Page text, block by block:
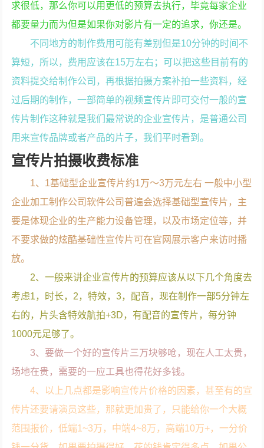
求很低，那么你可以用更低的预算去执行，毕竟每家企业
都要量力而为但是如果你对影片有一定的追求，你还是。
不同地方的制作费用可能有差别但是10分钟的时间不
算短，所以，费用应该在15万左右；可以把这些目前有的
资料提交给制作公司，再根据拍摄方案补拍一些资料，经
过后期的制作，一部简单的视频宣传片即可交付一般的宣
传片制作这种就是我们最常说的企业宣传片，是普通公司
用来宣传品牌或者产品的片子，我们平时看到。
宣传片拍摄收费标准
1、1基础型企业宣传片约1万～3万元左右 一般中小型
企业加工制作公司软件公司普遍会选择基础型宣传片，主
要是体现企业的生产能力设备管理，以及市场定位等，并
不要求做的炫酷基础性宣传片可在官网展示客户来访时播
放。
2、一般来讲企业宣传片的预算应该从以下几个角度去
考虑1，时长，2，特效，3，配音，现在制作一部5分钟左
右的，片头含特效航拍+3D，有配音的宣传片，每分钟
1000元足够了。
3、要做一个好的宣传片三万块够呛，现在人工太贵，
场地在贵，需要的一应工具也得花好多钱。
4、以上几点都是影响宣传片价格的因素，甚至有的宣
传片还要请演员这些，那就更加贵了，只能给你一个大概
范围报价，低端1~3万，中端4~8万，高端10万+，一分价